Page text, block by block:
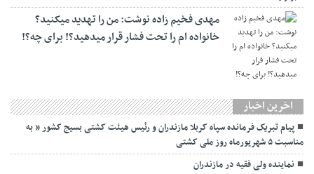
مهدی فخیم زاده نوشت: من را تهدید میکنید؟
خانواده ام را‌ تحت فشار قرار میدهید؟! برای چه؟!
اخرین اخبار
پیام تبریک فرمانده سپاه کربلا مازندران و رئیس هیئت کشتی بسیج کشور ” به
مناسبت ۵ شهریورماه روز ملی کشتی
نماينده ولی فقیه در مازندران